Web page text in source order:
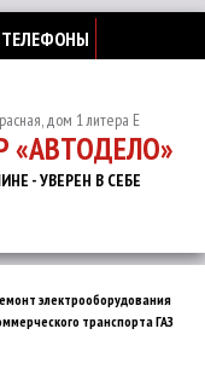
ТЕЛЕФОНЫ
дом 1 литера Е
«АВТОДЕЛО»
- УВЕРЕН В СЕБЕ
электрооборудования
транспорта ГАЗ